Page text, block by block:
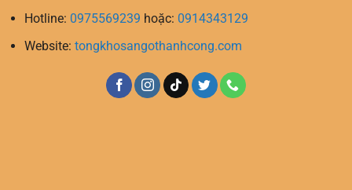
Hotline: 0975569239 hoặc: 0914343129
Website: tongkhosangothanhcong.com